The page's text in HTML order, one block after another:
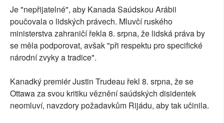
PLNÁ VERZE STRÁNEK
Je "nepřijatelné", aby Kanada Saúdskou Arábii
poučovala o lidských právech. Mluvčí ruského
ministerstva zahraničí řekla 8. srpna, že lidská práva by
se měla podporovat, avšak "při respektu pro specifické
národní zvyky a tradice".
Kanadký premiér Justin Trudeau řekl 8. srpna, že se
Ottawa za svou kritiku věznění saúdských disidentek
neomluví, navzdory požadavkům Rijádu, aby tak učinila.